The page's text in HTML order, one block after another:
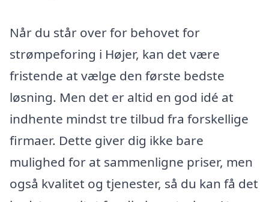
Når du står over for behovet for
strømpeforing i Højer, kan det være
fristende at vælge den første bedste
løsning. Men det er altid en god idé at
indhente mindst tre tilbud fra forskellige
firmaer. Dette giver dig ikke bare
mulighed for at sammenligne priser, men
også kvalitet og tjenester, så du kan få det